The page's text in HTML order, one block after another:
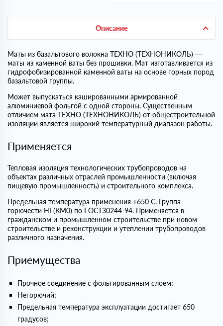
Описание
Маты из базальтового волокна ТЕХНО (ТЕХНОНИКОЛЬ) —
маты из каменной ваты без прошивки. Мат изготавливается из
гидрофобизированной каменной ваты на основе горных пород
базальтовой группы.
Может выпускаться кашированными армированной
алюминиевой фольгой с одной стороны. Существенным
отличием мата ТЕХНО (ТЕХНОНИКОЛЬ) от общестроительной
изоляции является широкий температурный диапазон работы.
Применяется
Тепловая изоляция технологических трубопроводов на
объектах различных отраслей промышленности (включая
пищевую промышленность) и строительного комплекса.
Предельная температура применения +650 С. Группа
горючести НГ(КМ0) по ГОСТ30244-94. Применяется в
гражданском и промышленном строительстве при новом
строительстве и реконструкции и утеплении трубопроводов
различного назначения.
Приемущества
Прочное соединение с фольгированным слоем;
Негорючий;
Предельная температура эксплуатации достигает 650
градусов;